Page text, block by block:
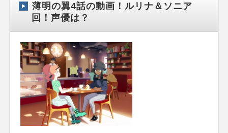
薄明の翼4話の動画！ルリナ＆ソニア
回！声優は？